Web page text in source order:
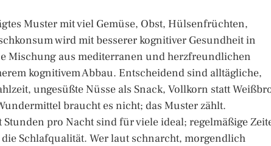
Muster mit viel Gemüse, Obst, Hülsenfrüchten,
wird mit besserer kognitiver Gesundheit in
Mischung aus mediterranen und herzfreundlichen
kognitivem Abbau. Entscheidend sind alltägliche,
ungesüßte Nüsse als Snack, Vollkorn statt
braucht es nicht; das Muster zählt.
pro Nacht sind für viele ideal; regelmäßige
Schlafqualität. Wer laut schnarcht, morgendlich